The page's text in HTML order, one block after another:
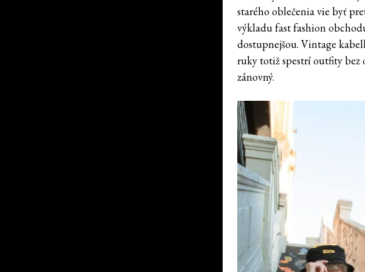
starého oblečenia vie byť
výkladu fast fashion
dostupnejšou. Vintage
ruky totiž spestrí outfity bez
zánovný.